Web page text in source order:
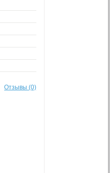
Отзывы (0)